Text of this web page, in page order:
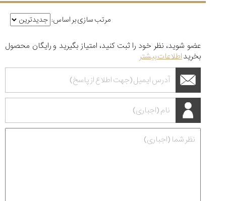
مرتب سازی بر اساس:
عضو شوید، نظر خود را ثبت کنید، امتیاز بگیرید و رایگان محصول
بخریداطلاعات بیشتر